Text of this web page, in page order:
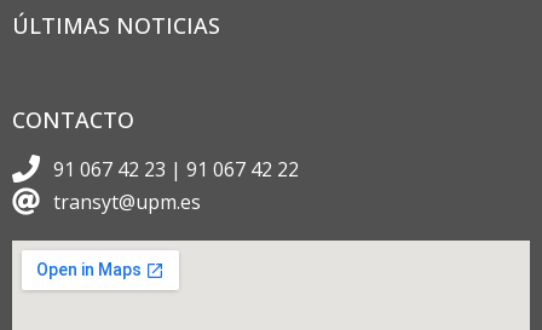
ÚLTIMAS NOTICIAS
CONTACTO
91 067 42 23 | 91 067 42 22
transyt@upm.es